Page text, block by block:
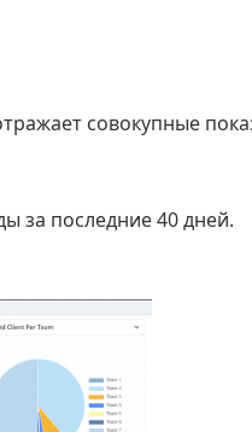
совокупные
за последние 40 дней.